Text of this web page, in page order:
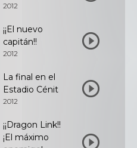
2012
¡¡El nuevo
capitán!!
2012
La final en el
Estadio Cénit
2012
¡¡Dragon Link!!
¡El máximo